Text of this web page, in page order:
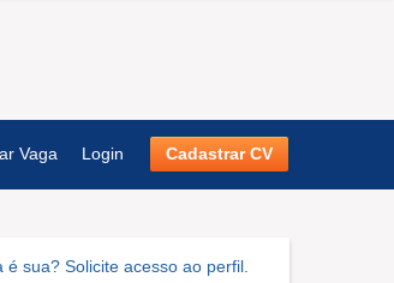
Vaga Login Cadastrar CV
é sua? Solicite acesso ao perfil.